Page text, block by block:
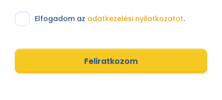
Elfogadom az adatkezelési nyilatkozatot.
Feliratkozom